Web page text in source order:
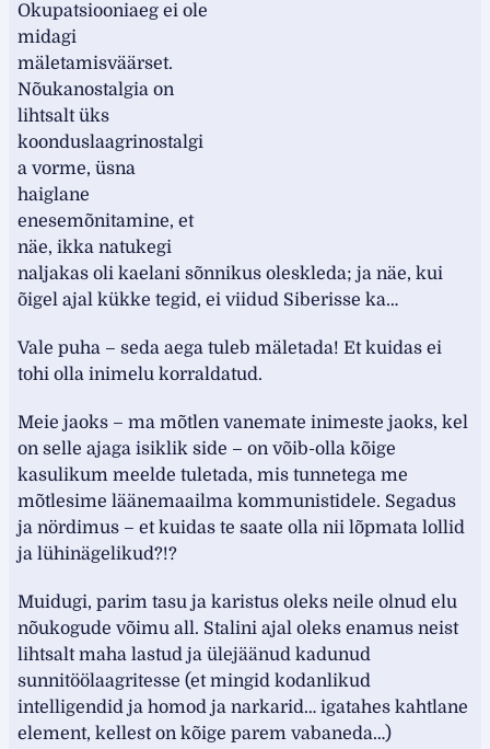
Okupatsiooniaeg ei ole
midagi
mäletamisväärset.
Nõukanostalgia on
lihtsalt üks
koonduslaagrinostalgi
a vorme, üsna
haiglane
enesemõnitamine, et
näe, ikka natukegi
naljakas oli kaelani sõnnikus oleskleda; ja näe, kui
õigel ajal kükke tegid, ei viidud Siberisse ka…
Vale puha – seda aega tuleb mäletada! Et kuidas ei
tohi olla inimelu korraldatud.
Meie jaoks – ma mõtlen vanemate inimeste jaoks, kel
on selle ajaga isiklik side – on võib-olla kõige
kasulikum meelde tuletada, mis tunnetega me
mõtlesime läänemaailma kommunistidele. Segadus
ja nördimus – et kuidas te saate olla nii lõpmata lollid
ja lühinägelikud?!?
Muidugi, parim tasu ja karistus oleks neile olnud elu
nõukogude võimu all. Stalini ajal oleks enamus neist
lihtsalt maha lastud ja ülejäänud kadunud
sunnitöölaagritesse (et mingid kodanlikud
intelligendid ja homod ja narkarid… igatahes kahtlane
element, kellest on kõige parem vabaneda…)